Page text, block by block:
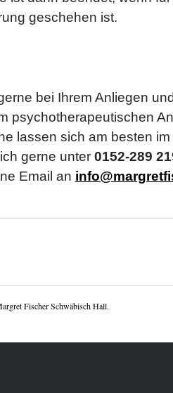
geschehen ist.
bei Ihrem Anliegen
psychotherapeutischen
lassen sich am besten
gerne unter 0152-289
Email an
Fischer Schwäbisch Hall.